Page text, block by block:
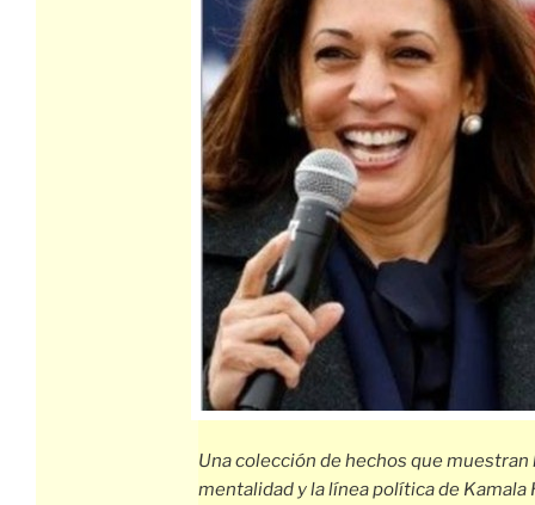
Una colección de hechos que muestran
mentalidad y la línea política de Kamala